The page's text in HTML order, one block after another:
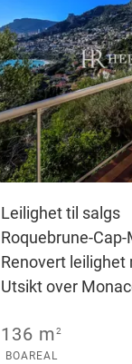
Leilighet til salgs
Roquebrune-
Renovert leilighet
Utsikt over
136 m2
BOAREAL